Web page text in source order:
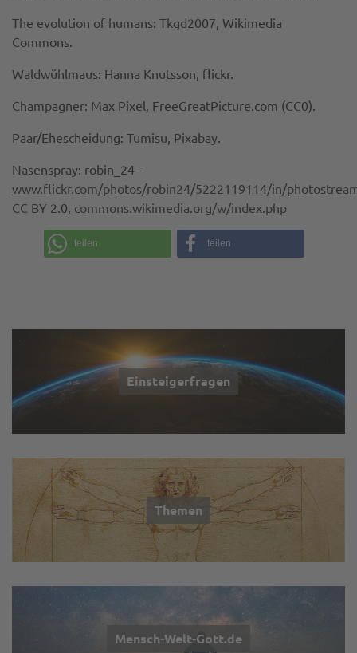
The evolution of humans: Tkgd2007, Wikimedia
Commons.
Waldwühlmaus: Hanna Knutsson, flickr.
Champagner: Max Pixel, FreeGreatPicture.com (CC0).
Paar/Ehescheidung: Tumisu, Pixabay.
Nasenspray: robin_24 -
www.flickr.com/photos/robin24/5222119114/in/
CC BY 2.0, commons.wikimedia.org/w/index.php
teilen teilen
Einsteigerfragen
Themen
Mensch-Welt-Gott.de